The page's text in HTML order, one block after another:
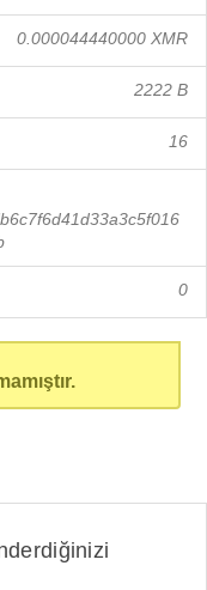
0.000044440000 XMR
2222 B
16
0